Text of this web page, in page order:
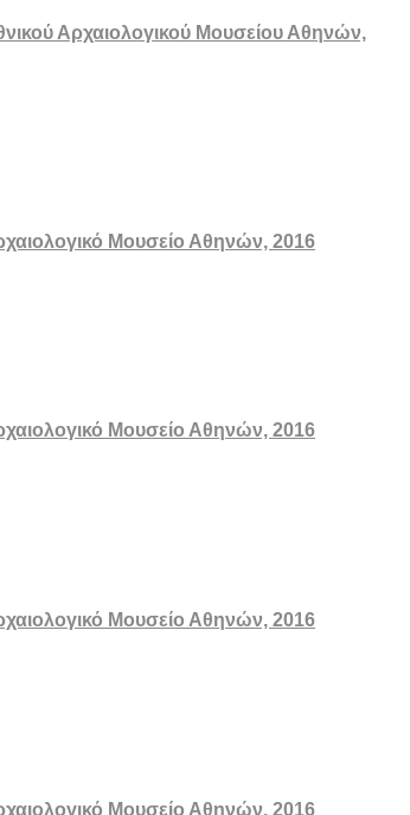
Αρχαιολογικού Μουσείου Αθηνών,
Μουσείο Αθηνών, 2016
Μουσείο Αθηνών, 2016
Μουσείο Αθηνών, 2016
Μουσείο Αθηνών, 2016